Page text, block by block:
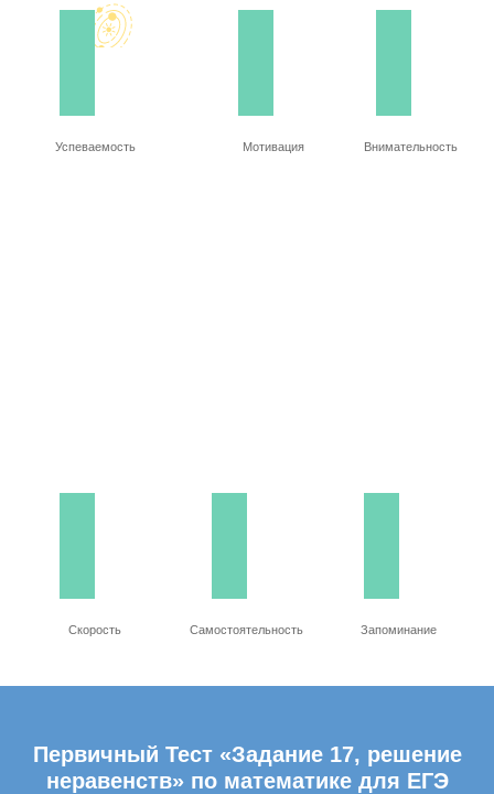
Успеваемость Мотивация Внимательность
Скорость Самостоятельность Запоминание
Первичный Тест «Задание 17, решение
неравенств» по математике для ЕГЭ